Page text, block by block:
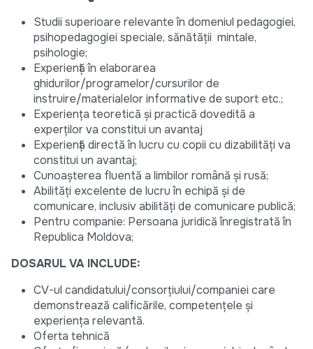
Studii superioare relevante în domeniul pedagogiei,
psihopedagogiei speciale, sănătății mintale,
psihologie;
Experiență în elaborarea
ghidurilor/programelor/cursurilor de
instruire/materialelor informative de suport etc.;
Experiența teoretică și practică dovedită a
experților va constitui un avantaj
Experiență directă în lucru cu copii cu dizabilități va
constitui un avantaj;
Cunoașterea fluentă a limbilor română și rusă;
Abilități excelente de lucru în echipă și de
comunicare, inclusiv abilități de comunicare publică;
Pentru companie: Persoana juridică înregistrată în
Republica Moldova;
DOSARUL VA INCLUDE:
CV-ul candidatului/consorțiului/companiei care
demonstrează calificările, competențele și
experiența relevantă.
Oferta tehnică